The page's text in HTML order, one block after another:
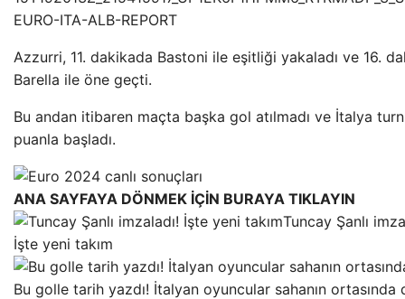
Azzurri, 11. dakikada Bastoni ile eşitliği yakaladı ve 16.
Barella ile öne geçti.
Bu andan itibaren maçta başka gol atılmadı ve İtalya
puanla başladı.
ANA SAYFAYA DÖNMEK İÇİN BURAYA TIKLAYIN
Tuncay Şanlı
İşte yeni takım
Bu golle tarih yazdı! İtalyan oyuncular sahanın ortasında